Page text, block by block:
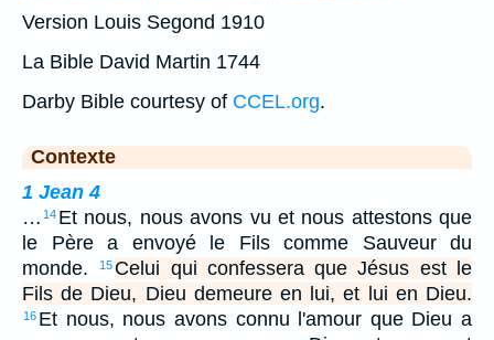
Version Louis Segond 1910
La Bible David Martin 1744
Darby Bible courtesy of CCEL.org.
Contexte
1 Jean 4
… 14 Et nous, nous avons vu et nous attestons que
le Père a envoyé le Fils comme Sauveur du
monde.
15 Celui qui confessera que Jésus est le
Fils de Dieu, Dieu demeure en lui, et lui en Dieu.
16 Et nous, nous avons connu l'amour que Dieu a